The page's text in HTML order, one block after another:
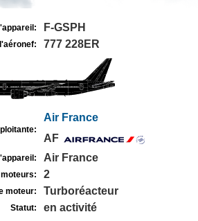
F-GSPH
777 228ER
Air France
AF
Air France
2
moteur: Turboréacteur
Statut: en activité